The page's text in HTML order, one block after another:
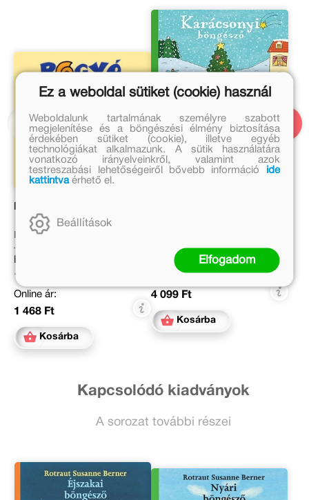
Bartos Erika
Eredeti ár:
1 790 Ft
Online ár:
1 468 Ft
Kosárba
4 999 Ft
4 099 Ft
Kosárba
Kapcsolódó kiadványok
A sorozat további részei
Ez a weboldal sütiket (cookie) használ
Weboldalunk tartalmának személyre szabott
megjelenítése és a böngészési élmény biztosítása
érdekében sütiket (cookie), illetve egyéb
technológiákat alkalmazunk. A sütik használatára
vonatkozó irányelveinkről, valamint azok
testreszabási lehetőségeiről bővebb információ
ide
kattintvaérhető el.
Beállítások
Elfogadom